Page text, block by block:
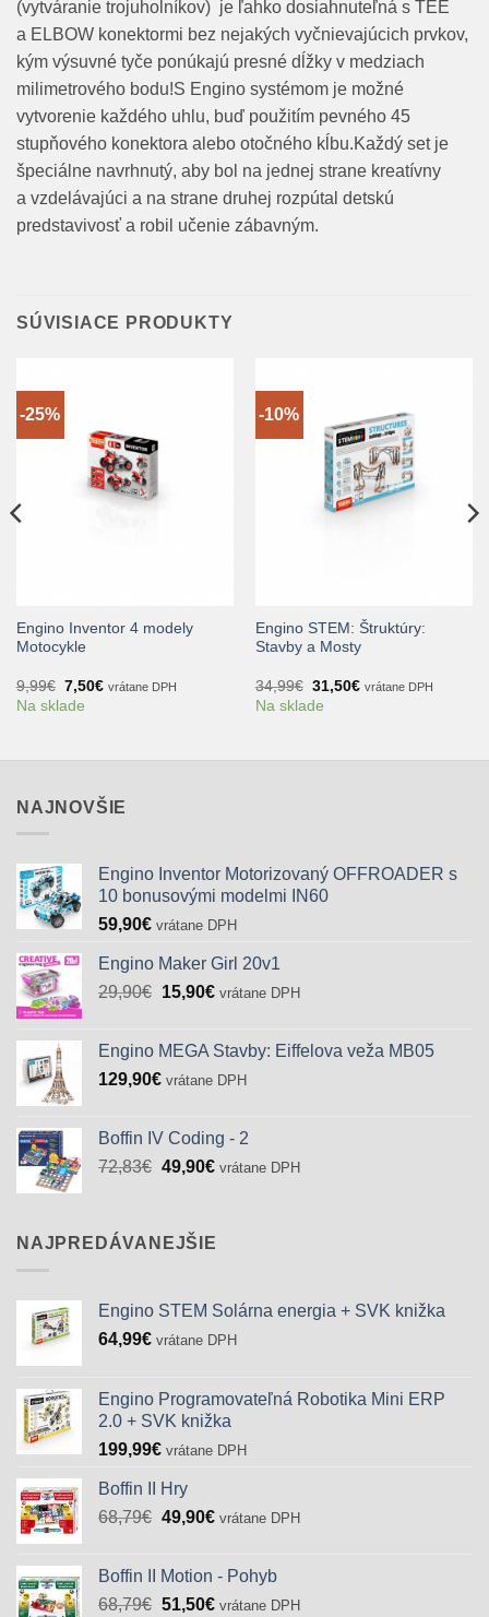
(vytváranie trojuholníkov) je ľahko dosiahnuteľná s TEE
a ELBOW konektormi bez nejakých vyčnievajúcich prvkov,
kým výsuvné tyče ponúkajú presné dĺžky v medziach
milimetrového bodu!S Engino systémom je možné
vytvorenie každého uhlu, buď použitím pevného 45
stupňového konektora alebo otočného kĺbu.Každý set je
špeciálne navrhnutý, aby bol na jednej strane kreatívny
a vzdelávajúci a na strane druhej rozpútal detskú
predstavivosť a robil učenie zábavným.
SÚVISIACE PRODUKTY
-25%
Engino Inventor 4 modely
Motocykle
9,99€ Pôvodná
cena
bola:
7,50€Aktuálna
vrátane DPH
Na sklade
-10%
Engino STEM: Štruktúry:
Stavby a Mosty
34,99€ Pôvodná
cena
bola:
31,50€Aktuálna
vrátane DPH
Na sklade
NAJNOVŠIE
Engino Inventor Motorizovaný OFFROADER s
10 bonusovými modelmi IN60
59,90€ vrátane DPH
Engino Maker Girl 20v1
29,90€ Pôvodná
29,90€.
15,90€Aktuálna
15,90€.
vrátane DPH
Engino MEGA Stavby: Eiffelova veža MB05
129,90€ vrátane DPH
Boffin IV Coding - 2
72,83€ Pôvodná
72,83€.
49,90€Aktuálna
49,90€.
vrátane DPH
NAJPREDÁVANEJŠIE
Engino STEM Solárna energia + SVK knižka
64,99€ vrátane DPH
Engino Programovateľná Robotika Mini ERP
2.0 + SVK knižka
199,99€ vrátane DPH
Boffin II Hry
68,79€ Pôvodná
68,79€.
49,90€Aktuálna
49,90€.
vrátane DPH
Boffin II Motion - Pohyb
68,79€ Pôvodná
51,50€Aktuálna
vrátane DPH